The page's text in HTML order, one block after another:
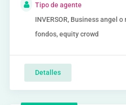
Tipo de agente
INVERSOR, Business angel
fondos, equity crowd
Detalles